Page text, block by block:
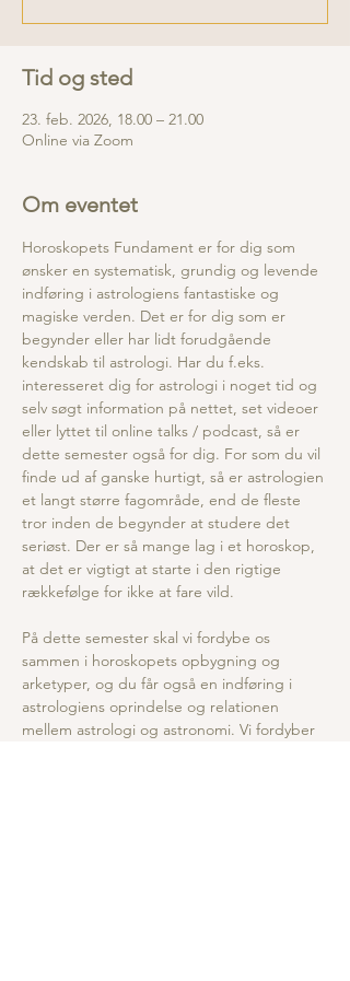
Tid og sted
23. feb. 2026, 18.00 – 21.00
Online via Zoom
Om eventet
Horoskopets Fundament er for dig som
ønsker en systematisk, grundig og levende
indføring i astrologiens fantastiske og
magiske verden. Det er for dig som er
begynder eller har lidt forudgående
kendskab til astrologi. Har du f.eks.
interesseret dig for astrologi i noget tid og
selv søgt information på nettet, set videoer
eller lyttet til online talks / podcast, så er
dette semester også for dig. For som du vil
finde ud af ganske hurtigt, så er astrologien
et langt større fagområde, end de fleste
tror inden de begynder at studere det
seriøst. Der er så mange lag i et horoskop,
at det er vigtigt at starte i den rigtige
rækkefølge for ikke at fare vild.
På dette semester skal vi fordybe os
sammen i horoskopets opbygning og
arketyper, og du får også en indføring i
astrologiens oprindelse og relationen
mellem astrologi og astronomi. Vi fordyber